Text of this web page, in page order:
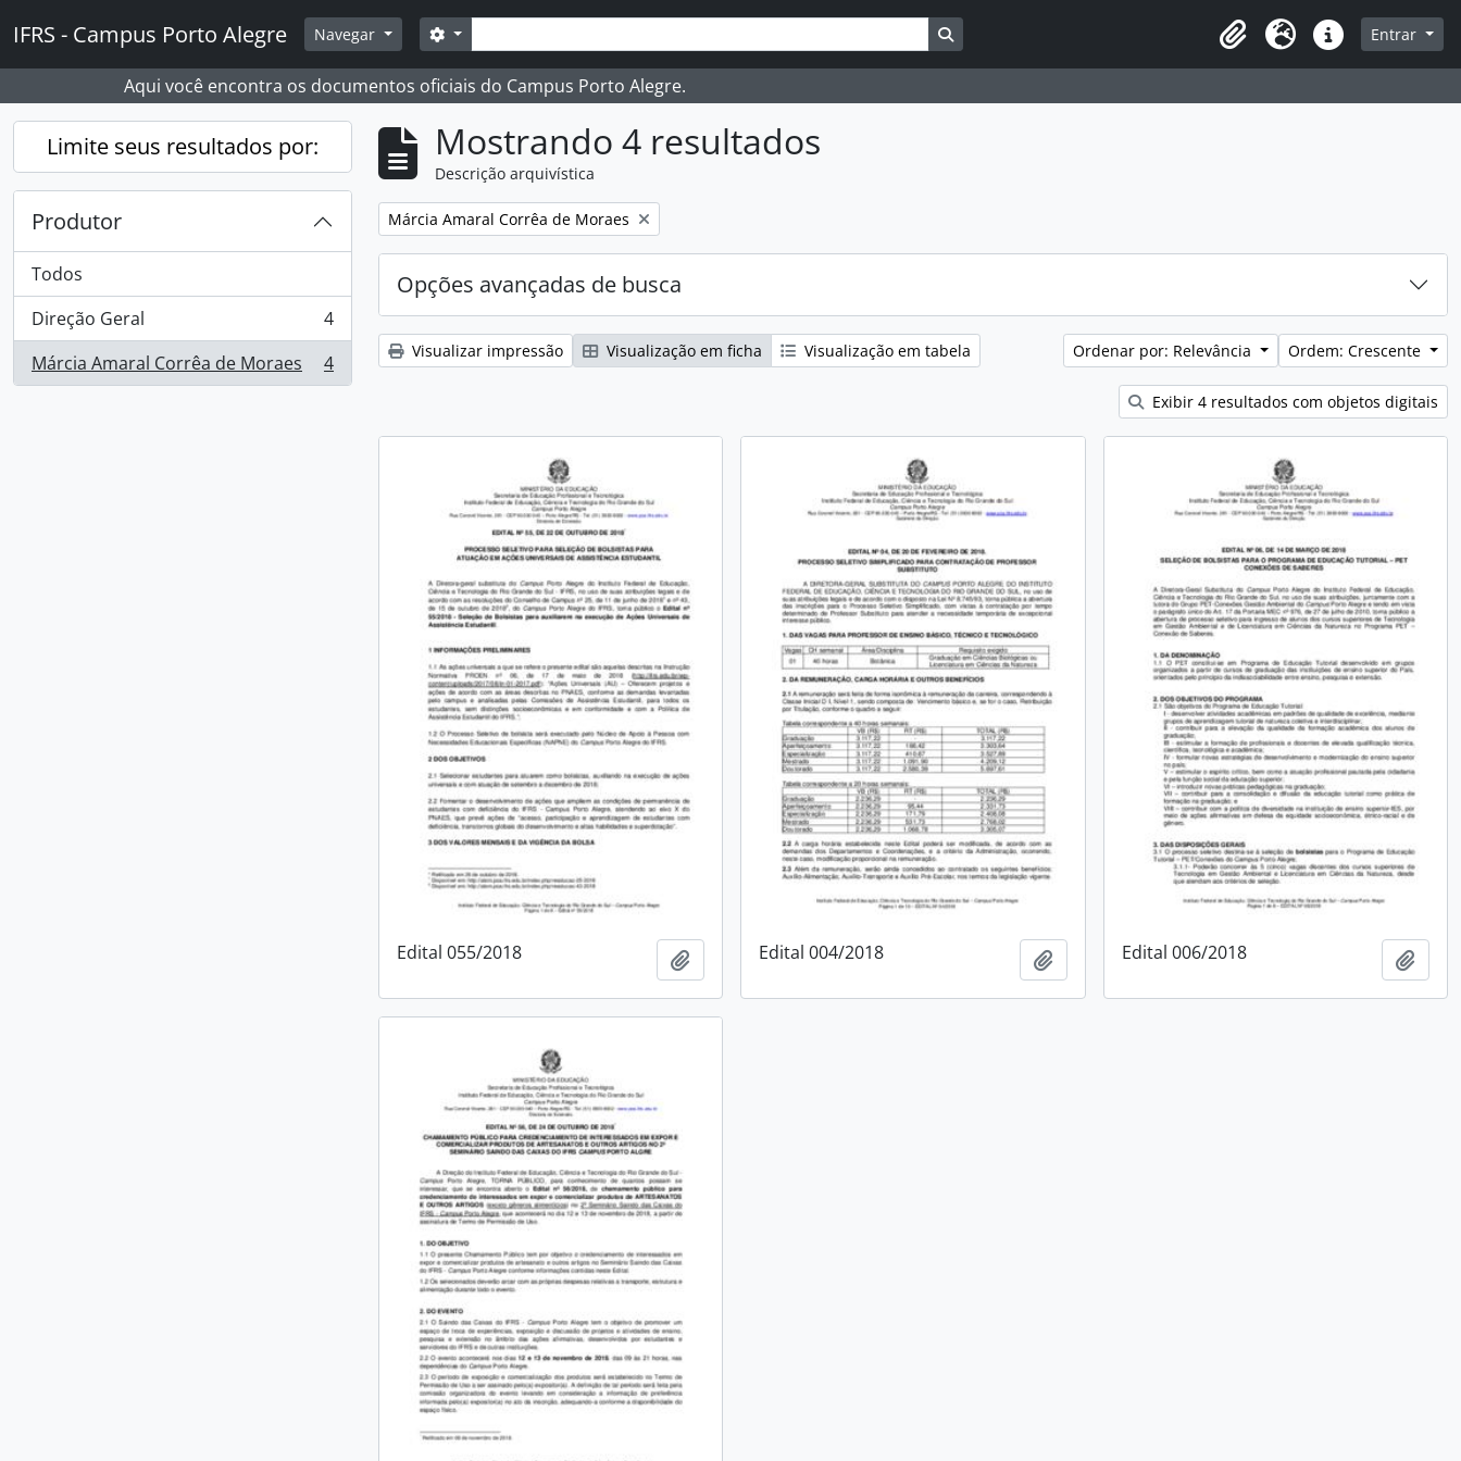
IFRS - Campus Porto Alegre Navegar Buscar
Opções de busca Busque na página de navegação
Idioma Atalhos Entrar
Aqui você encontra os documentos oficiais do Campus Porto Alegre.
Limite seus resultados por:
Produtor
Todos
Direção Geral
, 4 resultados
4
Márcia Amaral Corrêa de Moraes
, 4 resultados 4
Mostrando 4 resultados
Descrição arquivística
Remover filtro:
Márcia Amaral Corrêa de Moraes
Opções avançadas de busca
Visualizar impressão Visualização em ficha Visualização em tabela Ordenar por: Relevância Ordem: Crescente
Exibir 4 resultados com objetos digitais
Edital 055/2018 Adicionar a área de transferência
Edital 004/2018 Adicionar a área de transferência
Edital 006/2018